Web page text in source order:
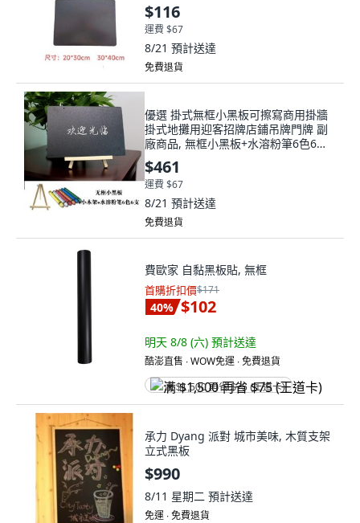
$116
運費 $67
8/21 預計送達
免費退貨
優選 掛式無框小黑板可擦寫商用掛牆
掛式地攤用迎客招牌店鋪吊牌門牌 副
廠商品, 無框小黑板+水溶粉筆6色6支
+小木架,20*30cm
$461
運費 $67
8/21 預計送達
免費退貨
費歐家 自黏黑板貼, 無框
首購折扣價$171
40% $102
明天 8/8 (六) 預計送達
酷澎直售 ∙ WOW免運 ∙ 免費退貨
满 $1,500 再省 $75 (王道卡)
承力 Dyang 派對 城市美味, 木質支架
立式黑板
$990
8/11 星期二 預計送達
免運 ∙ 免費退貨